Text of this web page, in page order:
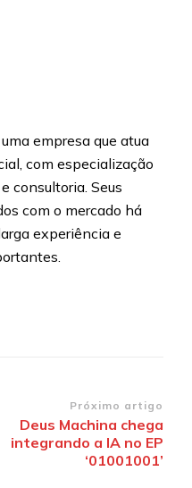
empresa que atua
com especialização
consultoria. Seus
com o mercado há
experiência e
Próximo artigo
Deus Machina chega
integrando a IA no EP
‘01001001’